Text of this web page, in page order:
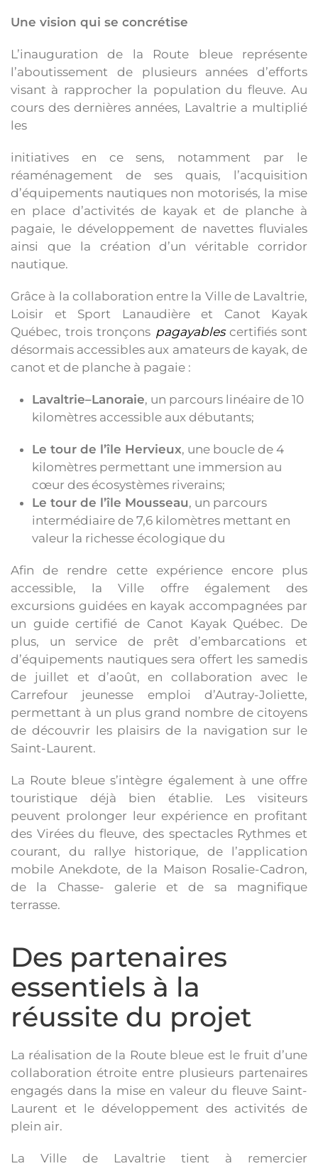
Une vision qui se concrétise
L’inauguration de la Route bleue représente
l’aboutissement de plusieurs années d’efforts
visant à rapprocher la population du fleuve. Au
cours des dernières années, Lavaltrie a multiplié
les
initiatives en ce sens, notamment par le
réaménagement de ses quais, l’acquisition
d’équipements nautiques non motorisés, la mise
en place d’activités de kayak et de planche à
pagaie, le développement de navettes fluviales
ainsi que la création d’un véritable corridor
nautique.
Grâce à la collaboration entre la Ville de Lavaltrie,
Loisir et Sport Lanaudière et Canot Kayak
Québec, trois tronçons pagayables certifiés sont
désormais accessibles aux amateurs de kayak, de
canot et de planche à pagaie :
Lavaltrie–Lanoraie, un parcours linéaire de 10
kilomètres accessible aux débutants;
Le tour de l’île Hervieux, une boucle de 4
kilomètres permettant une immersion au
cœur des écosystèmes riverains;
Le tour de l’île Mousseau, un parcours
intermédiaire de 7,6 kilomètres mettant en
valeur la richesse écologique du
Afin de rendre cette expérience encore plus
accessible, la Ville offre également des
excursions guidées en kayak accompagnées par
un guide certifié de Canot Kayak Québec. De
plus, un service de prêt d’embarcations et
d’équipements nautiques sera offert les samedis
de juillet et d’août, en collaboration avec le
Carrefour jeunesse emploi d’Autray-Joliette,
permettant à un plus grand nombre de citoyens
de découvrir les plaisirs de la navigation sur le
Saint-Laurent.
La Route bleue s’intègre également à une offre
touristique déjà bien établie. Les visiteurs
peuvent prolonger leur expérience en profitant
des Virées du fleuve, des spectacles Rythmes et
courant, du rallye historique, de l’application
mobile Anekdote, de la Maison Rosalie-Cadron,
de la Chasse- galerie et de sa magnifique
terrasse.
Des partenaires
essentiels à la
réussite du projet
La réalisation de la Route bleue est le fruit d’une
collaboration étroite entre plusieurs partenaires
engagés dans la mise en valeur du fleuve Saint-
Laurent et le développement des activités de
plein air.
La Ville de Lavaltrie tient à remercier